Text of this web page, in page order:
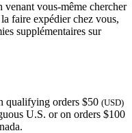
venant vous-même chercher
faire expédier chez vous,
supplémentaires sur
qualifying orders $50 (USD)
U.S. or on orders $100